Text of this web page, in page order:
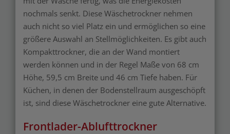
nochmals senkt. Diese Wäschetrockner nehmen
auch nicht so viel Platz ein und ermöglichen so eine
größere Auswahl an Stellmöglichkeiten. Es gibt auch
Kompakttrockner, die an der Wand montiert
werden können und in der Regel Maße von 68 cm
Höhe, 59,5 cm Breite und 46 cm Tiefe haben. Für
Küchen, in denen der Bodenstellraum ausgeschöpft
ist, sind diese Wäschetrockner eine gute Alternative.
Frontlader-Ablufttrockner